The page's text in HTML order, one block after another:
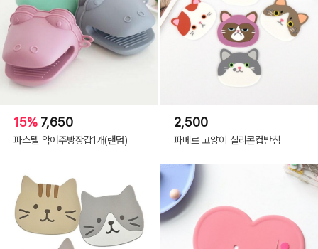
15% 7,650
파스텔 악어주방장갑1개(랜덤)
2,500
파베르 고양이 실리콘컵받침